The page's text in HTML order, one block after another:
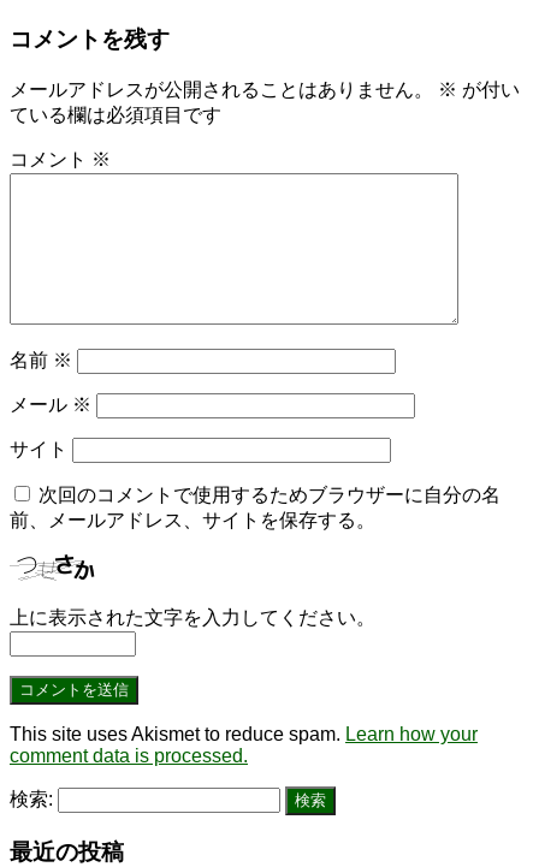
コメントを残す
メールアドレスが公開されることはありません。 ※ が付い
ている欄は必須項目です
コメント ※
名前 ※
メール ※
サイト
次回のコメントで使用するためブラウザーに自分の名
前、メールアドレス、サイトを保存する。
上に表示された文字を入力してください。
This site uses Akismet to reduce spam. Learn how your
comment data is processed.
検索:
最近の投稿